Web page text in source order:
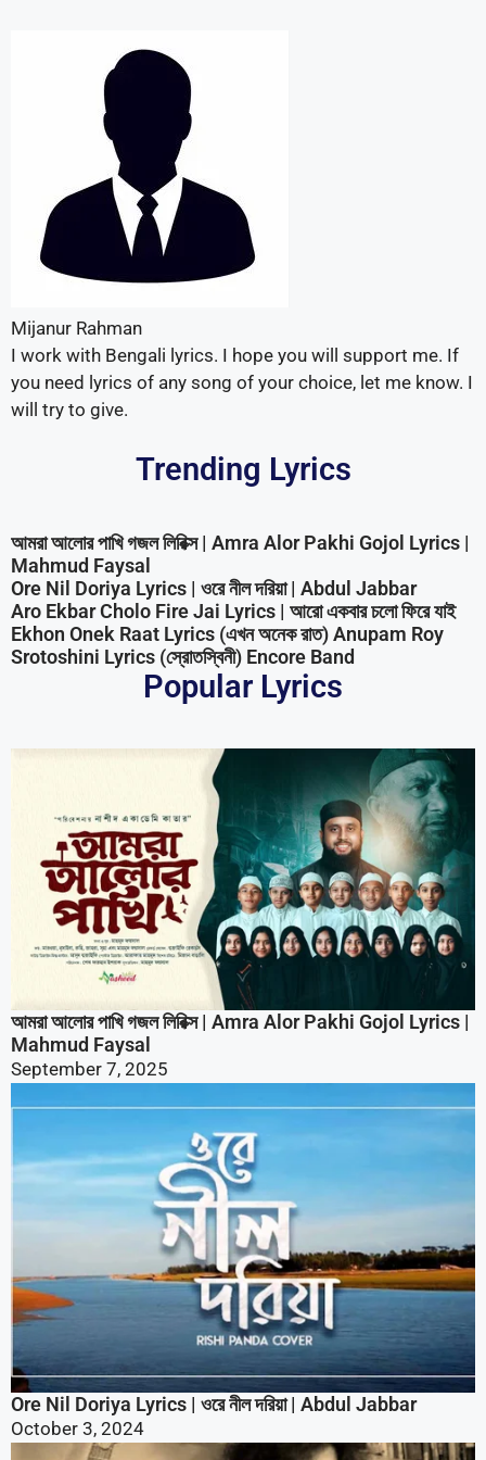
Mijanur Rahman
I work with Bengali lyrics. I hope you will support me. If
you need lyrics of any song of your choice, let me know. I
will try to give.
Trending Lyrics
আমরা আলোর পাখি গজল লিরিক্স | Amra Alor Pakhi Gojol Lyrics |
Mahmud Faysal
Ore Nil Doriya Lyrics | ওরে নীল দরিয়া | Abdul Jabbar
Aro Ekbar Cholo Fire Jai Lyrics | আরো একবার চলো ফিরে যাই
Ekhon Onek Raat Lyrics (এখন অনেক রাত) Anupam Roy
Srotoshini Lyrics (স্রোতস্বিনী) Encore Band
Popular Lyrics
আমরা আলোর পাখি গজল লিরিক্স | Amra Alor Pakhi Gojol Lyrics |
Mahmud Faysal
September 7, 2025
Ore Nil Doriya Lyrics | ওরে নীল দরিয়া | Abdul Jabbar
October 3, 2024